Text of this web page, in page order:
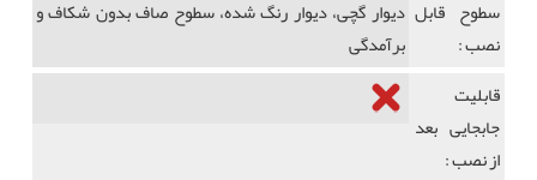
سطوح قابل
نصب :
دیوار گچی، دیوار رنگ شده، سطوح صاف بدون شکاف و
برآمدگی
قابلیت
جابجایی بعد
از نصب :